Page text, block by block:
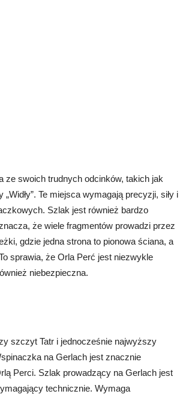
ze swoich trudnych odcinków, takich jak
„Widły”. Te miejsca wymagają precyzji, siły i
Szlak jest również bardzo
że ​​wiele fragmentów prowadzi przez
gdzie jedna strona to pionowa ściana, a
sprawia, że ​​Orla Perć jest niezwykle
niebezpieczna.
szczyt Tatr i jednocześnie najwyższy
na Gerlach jest znacznie
Perci. Szlak prowadzący na Gerlach jest
technicznie. Wymaga